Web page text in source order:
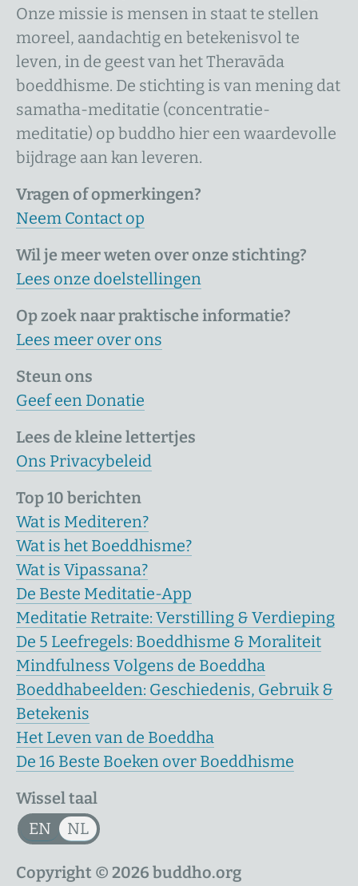
Onze missie is mensen in staat te stellen
moreel, aandachtig en betekenisvol te
leven, in de geest van het Theravāda
boeddhisme. De stichting is van mening dat
samatha-meditatie (concentratie-
meditatie) op buddho hier een waardevolle
bijdrage aan kan leveren.
Vragen of opmerkingen?
Neem Contact op
Wil je meer weten over onze stichting?
Lees onze doelstellingen
Op zoek naar praktische informatie?
Lees meer over ons
Steun ons
Geef een Donatie
Lees de kleine lettertjes
Ons Privacybeleid
Top 10 berichten
Wat is Mediteren?
Wat is het Boeddhisme?
Wat is Vipassana?
De Beste Meditatie-App
Meditatie Retraite: Verstilling & Verdieping
De 5 Leefregels: Boeddhisme & Moraliteit
Mindfulness Volgens de Boeddha
Boeddhabeelden: Geschiedenis, Gebruik &
Betekenis
Het Leven van de Boeddha
De 16 Beste Boeken over Boeddhisme
Wissel taal
EN
NL
Copyright © 2026 buddho.org